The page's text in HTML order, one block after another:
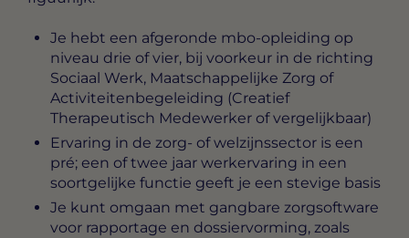
Je hebt een afgeronde mbo-opleiding op
niveau drie of vier, bij voorkeur in de richting
Sociaal Werk, Maatschappelijke Zorg of
Activiteitenbegeleiding (Creatief
Therapeutisch Medewerker of vergelijkbaar)
Ervaring in de zorg- of welzijnssector is een
pré; een of twee jaar werkervaring in een
soortgelijke functie geeft je een stevige basis
Je kunt omgaan met gangbare zorgsoftware
voor rapportage en dossiervorming, zoals